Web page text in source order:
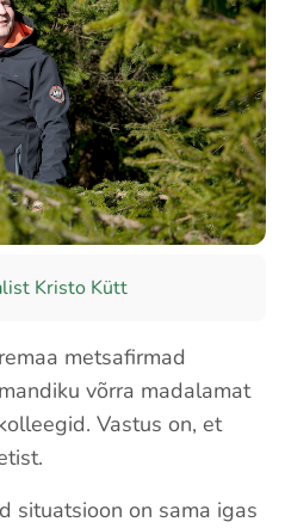
Kristo Kütt
metsafirmad
võrra madalamat
Vastus on, et
situatsioon on sama igas